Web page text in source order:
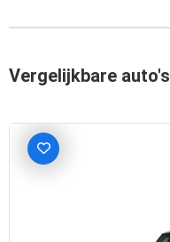
Vergelijkbare auto's